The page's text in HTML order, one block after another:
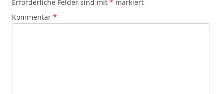
Erforderliche Felder sind mit * markiert
Kommentar *